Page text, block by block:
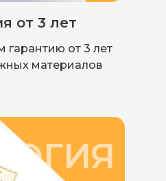
от 3 лет
гарантию от 3 лет
материалов